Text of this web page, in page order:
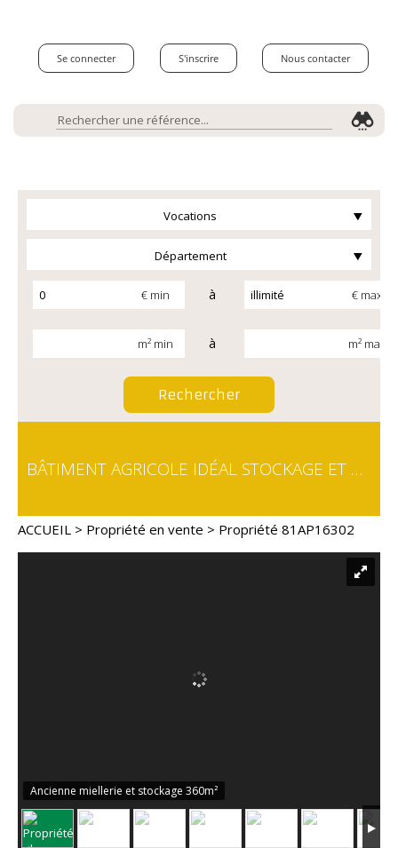
Se connecter S'inscrire Nous contacter
Vocations
Département
€ min à € max
m² min à m² max
BÂTIMENT AGRICOLE IDÉAL STOCKAGE ET MIELLERIE
ACCUEIL > Propriété en vente > Propriété 81AP16302
Ancienne miellerie et stockage 360m²